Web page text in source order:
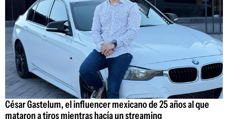
César Gastelum, el influencer mexicano de 25 años al que
mataron a tiros mientras hacía un streaming